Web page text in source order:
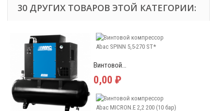
30 ДРУГИХ ТОВАРОВ ЭТОЙ КАТЕГОРИИ:
Винтовой...
0,00 ₽